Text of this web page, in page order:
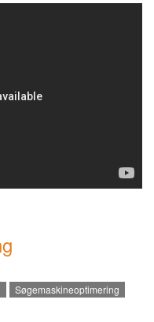
Søgemaskineoptimering